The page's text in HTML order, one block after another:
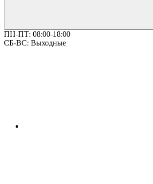
ПН-ПТ: 08:00-18:00
СБ-ВС: Выходные